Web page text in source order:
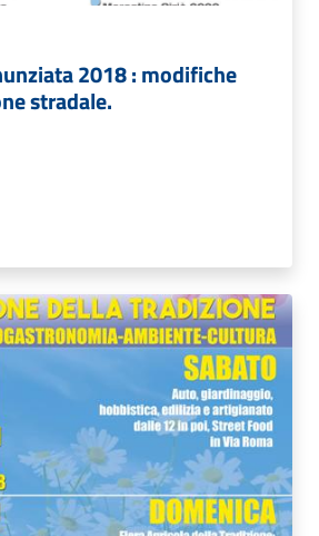
2018 : modifiche
stradale.